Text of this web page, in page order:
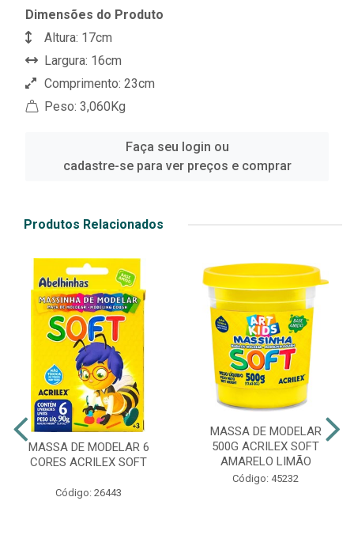
Dimensões do Produto
Altura: 17cm
Largura: 16cm
Comprimento: 23cm
Peso: 3,060Kg
Faça seu login ou
cadastre-se para ver preços e comprar
Produtos Relacionados
MASSA DE MODELAR 6
CORES ACRILEX SOFT
Código: 26443
MASSA DE MODELAR
500G ACRILEX SOFT
AMARELO LIMÃO
Código: 45232